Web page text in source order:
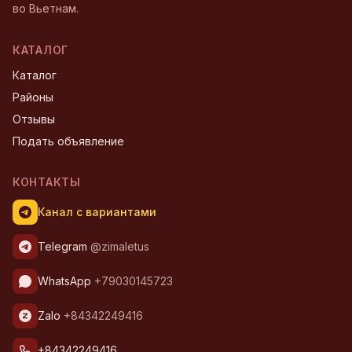
во Вьетнам.
КАТАЛОГ
Каталог
Районы
Отзывы
Подать объявление
КОНТАКТЫ
Канал с вариантами
Telegram @zimaletus
WhatsApp +79030145723
Zalo +84342249416